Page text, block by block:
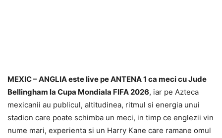
MEXIC – ANGLIA este live pe ANTENA 1 ca meci cu Jude
Bellingham la Cupa Mondiala FIFA 2026, iar pe Azteca
mexicanii au publicul, altitudinea, ritmul si energia unui
stadion care poate schimba un meci, in timp ce englezii vin
nume mari, experienta si un Harry Kane care ramane omul